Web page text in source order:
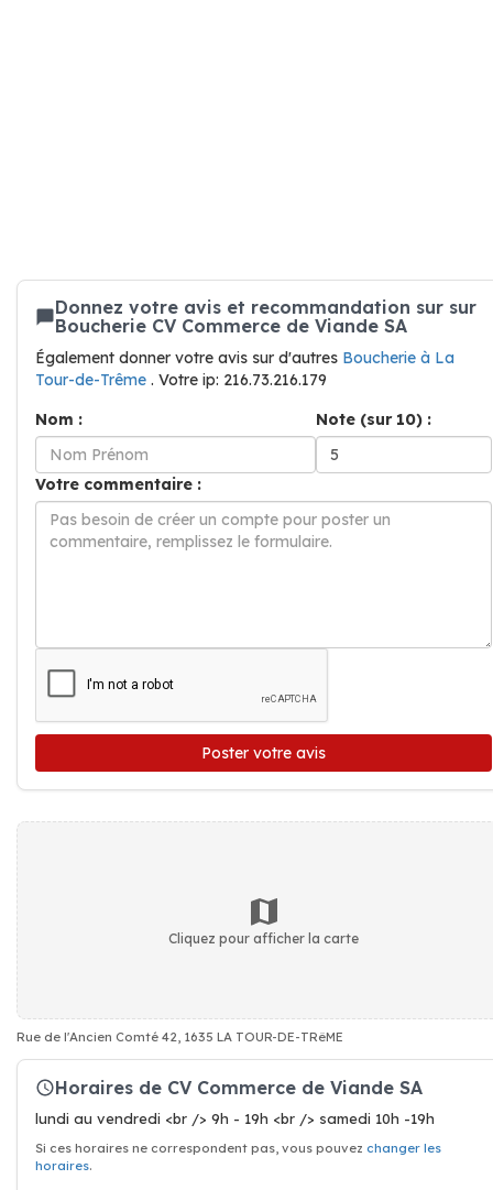
Donnez votre avis et recommandation sur sur
Boucherie CV Commerce de Viande SA
Également donner votre avis sur d'autres Boucherie à La
Tour-de-Trême . Votre ip: 216.73.216.179
Nom :
Note (sur 10) :
Votre commentaire :
Poster votre avis
Cliquez pour afficher la carte
Rue de l'Ancien Comté 42, 1635 LA TOUR-DE-TRêME
Horaires de CV Commerce de Viande SA
lundi au vendredi <br /> 9h - 19h <br /> samedi 10h -19h
Si ces horaires ne correspondent pas, vous pouvez changer les
horaires.